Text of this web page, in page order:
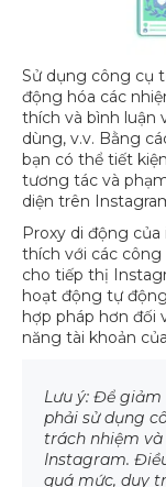
Sử dụng công cụ
động hóa các
thích và bình luận
dùng, v.v. Bằng
bạn có thể tiết
tương tác và
diện trên
Proxy di động
thích với các
cho tiếp thị
hoạt động tự
hợp pháp hơn đối
năng tài khoản
Lưu ý: Để
phải sử dụng
trách nhiệm
Instagram.
quá mức, duy